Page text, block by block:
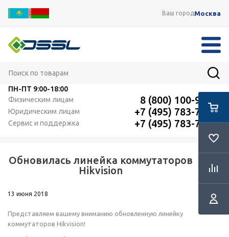
Ваш городМосква
ПН-ПТ 9:00-18:00
Физическим лицам
8 (800) 100-91-12
Юридическим лицам +7 (495) 783-72-87
Сервис и поддержка +7 (495) 783-72-87
Обновилась линейка коммутаторов
Hikvision
RSS
13 июня 2018
Представляем вашему вниманию обновленную линейку
коммутаторов Hikvision!